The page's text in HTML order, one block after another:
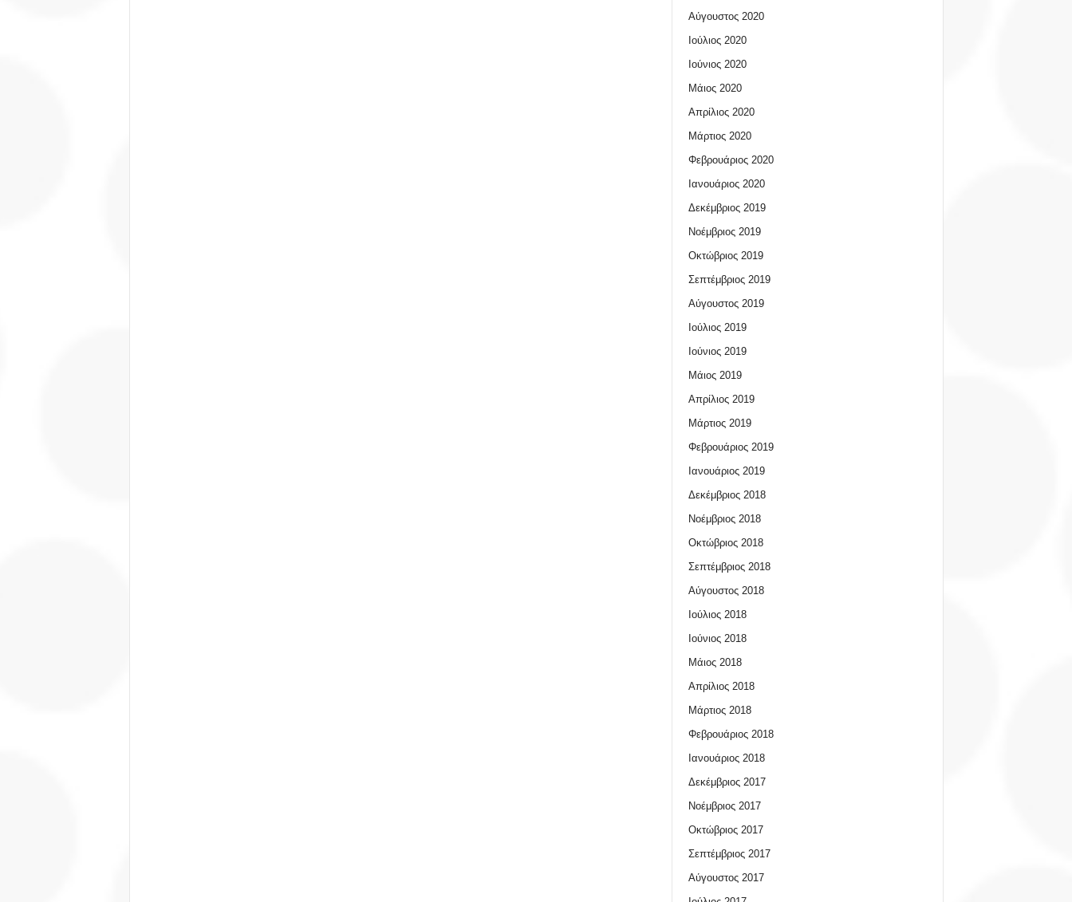
Αύγουστος 2020
Ιούλιος 2020
Ιούνιος 2020
Μάιος 2020
Απρίλιος 2020
Μάρτιος 2020
Φεβρουάριος 2020
Ιανουάριος 2020
Δεκέμβριος 2019
Νοέμβριος 2019
Οκτώβριος 2019
Σεπτέμβριος 2019
Αύγουστος 2019
Ιούλιος 2019
Ιούνιος 2019
Μάιος 2019
Απρίλιος 2019
Μάρτιος 2019
Φεβρουάριος 2019
Ιανουάριος 2019
Δεκέμβριος 2018
Νοέμβριος 2018
Οκτώβριος 2018
Σεπτέμβριος 2018
Αύγουστος 2018
Ιούλιος 2018
Ιούνιος 2018
Μάιος 2018
Απρίλιος 2018
Μάρτιος 2018
Φεβρουάριος 2018
Ιανουάριος 2018
Δεκέμβριος 2017
Νοέμβριος 2017
Οκτώβριος 2017
Σεπτέμβριος 2017
Αύγουστος 2017